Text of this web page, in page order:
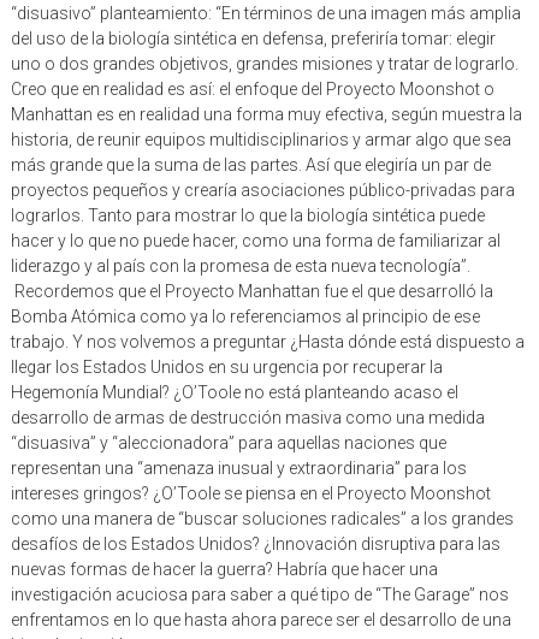
del uso de la biología sintética en defensa, preferiría tomar: elegir
uno o dos grandes objetivos, grandes misiones y tratar de lograrlo.
Creo que en realidad es así: el enfoque del Proyecto Moonshot o
Manhattan es en realidad una forma muy efectiva, según muestra la
historia, de reunir equipos multidisciplinarios y armar algo que sea
más grande que la suma de las partes. Así que elegiría un par de
proyectos pequeños y crearía asociaciones público-privadas para
lograrlos. Tanto para mostrar lo que la biología sintética puede
hacer y lo que no puede hacer, como una forma de familiarizar al
liderazgo y al país con la promesa de esta nueva tecnología”.
Recordemos que el Proyecto Manhattan fue el que desarrolló la
Bomba Atómica como ya lo referenciamos al principio de ese
trabajo. Y nos volvemos a preguntar ¿Hasta dónde está dispuesto a
llegar los Estados Unidos en su urgencia por recuperar la
Hegemonía Mundial? ¿O’Toole no está planteando acaso el
desarrollo de armas de destrucción masiva como una medida
“disuasiva” y “aleccionadora” para aquellas naciones que
representan una “amenaza inusual y extraordinaria” para los
intereses gringos? ¿O’Toole se piensa en el Proyecto Moonshot
como una manera de “buscar soluciones radicales” a los grandes
desafíos de los Estados Unidos? ¿Innovación disruptiva para las
nuevas formas de hacer la guerra? Habría que hacer una
investigación acuciosa para saber a qué tipo de “The Garage” nos
enfrentamos en lo que hasta ahora parece ser el desarrollo de una
biocolonización.